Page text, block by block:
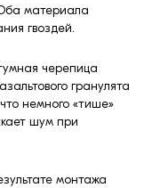
материала
гвоздей.
черепица
гранулята
немного «тише»
шум при
монтажа